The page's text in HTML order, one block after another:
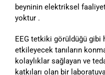
beyninin elektriksel
yoktur .
EEG tetkiki görüldüğü gibi
etkileyecek tanıların
kolaylıklar sağlayan ve
katkıları olan bir